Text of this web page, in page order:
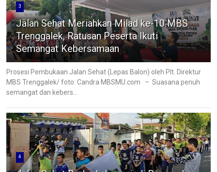
3
Jalan Sehat Meriahkan Milad ke-10 MBS
Trenggalek, Ratusan Peserta Ikuti
Semangat Kebersamaan
Prosesi Pembukaan Jalan Sehat (Lepas Balon) oleh Plt. Direktur
MBS Trenggalek/ foto: Candra MBSMU.com – Suasana penuh
semangat dan kebers...
4